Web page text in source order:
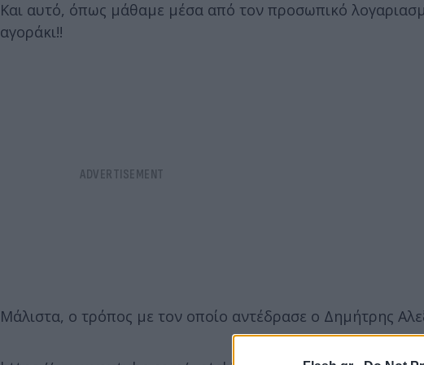
Και αυτό, όπως μάθαμε μέσα από τον προσωπικό
αγοράκι!!
Μάλιστα, ο τρόπος με τον οποίο αντέδρασε ο Δημήτρης